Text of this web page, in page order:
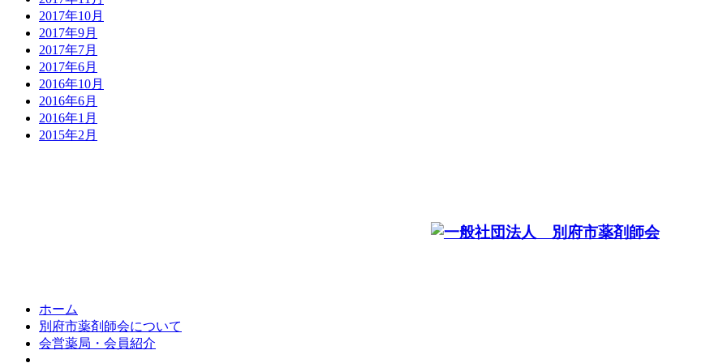
2017年10月
2017年9月
2017年7月
2017年6月
2016年10月
2016年6月
2016年1月
2015年2月
ホーム
別府市薬剤師会について
会営薬局・会員紹介